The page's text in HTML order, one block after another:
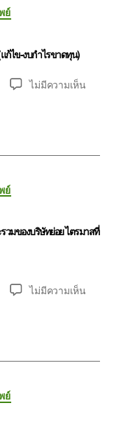
ย์
แก้ไข-งบกำไรขาดทุน)
ไม่มีความเห็น
ย์
วมของบริษัทย่อย ไตรมาสที่
ไม่มีความเห็น
ย์